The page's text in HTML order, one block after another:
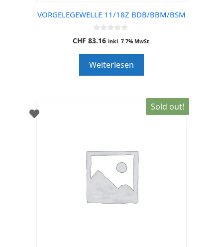
VORGELEGEWELLE 11/18Z BDB/BBM/BSM
0
o
o
f
5
CHF 83.16 inkl. 7.7% MwSt.
Weiterlesen
Sold out!